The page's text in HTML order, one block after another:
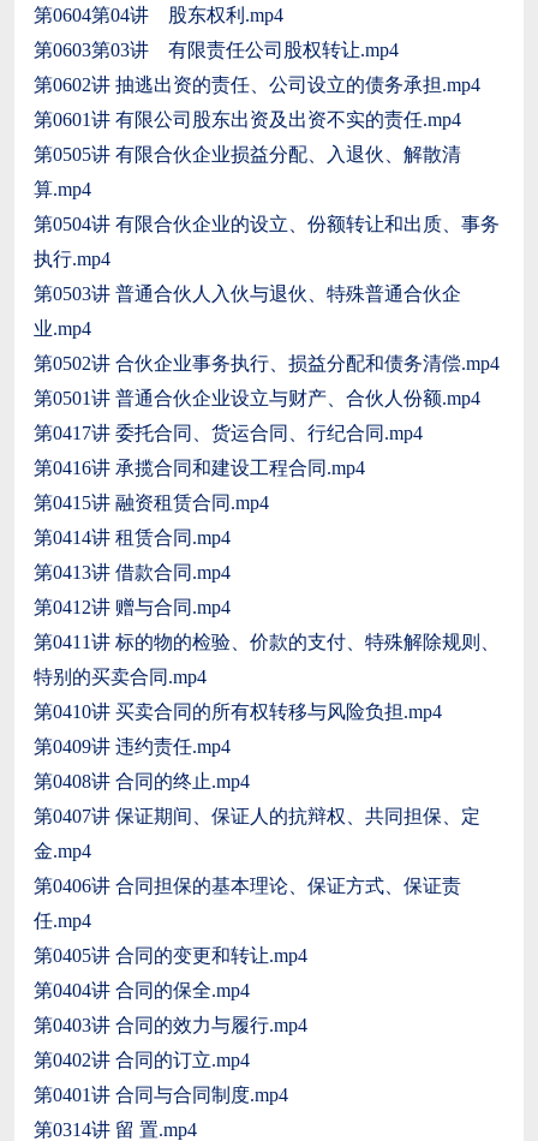
第0604第04讲 股东权利.mp4
第0603第03讲 有限责任公司股权转让.mp4
第0602讲 抽逃出资的责任、公司设立的债务承担.mp4
第0601讲 有限公司股东出资及出资不实的责任.mp4
第0505讲 有限合伙企业损益分配、入退伙、解散清
算.mp4
第0504讲 有限合伙企业的设立、份额转让和出质、事务
执行.mp4
第0503讲 普通合伙人入伙与退伙、特殊普通合伙企
业.mp4
第0502讲 合伙企业事务执行、损益分配和债务清偿.mp4
第0501讲 普通合伙企业设立与财产、合伙人份额.mp4
第0417讲 委托合同、货运合同、行纪合同.mp4
第0416讲 承揽合同和建设工程合同.mp4
第0415讲 融资租赁合同.mp4
第0414讲 租赁合同.mp4
第0413讲 借款合同.mp4
第0412讲 赠与合同.mp4
第0411讲 标的物的检验、价款的支付、特殊解除规则、
特别的买卖合同.mp4
第0410讲 买卖合同的所有权转移与风险负担.mp4
第0409讲 违约责任.mp4
第0408讲 合同的终止.mp4
第0407讲 保证期间、保证人的抗辩权、共同担保、定
金.mp4
第0406讲 合同担保的基本理论、保证方式、保证责
任.mp4
第0405讲 合同的变更和转让.mp4
第0404讲 合同的保全.mp4
第0403讲 合同的效力与履行.mp4
第0402讲 合同的订立.mp4
第0401讲 合同与合同制度.mp4
第0314讲 留 置.mp4